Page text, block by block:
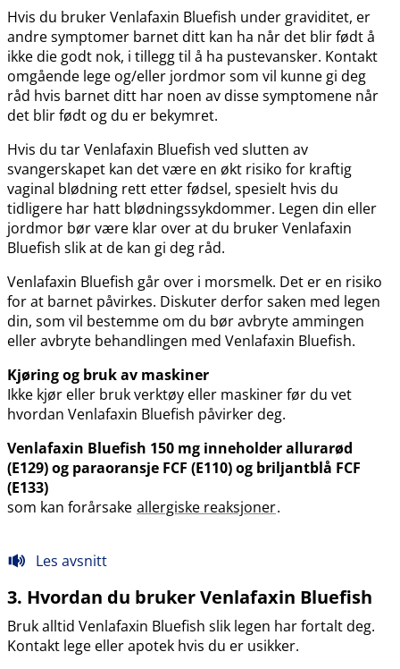
Hvis du bruker Venlafaxin Bluefish under graviditet, er
andre symptomer barnet ditt kan ha når det blir født å
ikke die godt nok, i tillegg til å ha pustevansker. Kontakt
omgående lege og​/​eller jordmor som vil kunne gi deg
råd hvis barnet ditt har noen av disse symptomene når
det blir født og du er bekymret.
Hvis du tar Venlafaxin Bluefish ved slutten av
svangerskapet kan det være en økt risiko for kraftig
vaginal blødning rett etter fødsel, spesielt hvis du
tidligere har hatt blødningssykdommer. Legen din eller
jordmor bør være klar over at du bruker Venlafaxin
Bluefish slik at de kan gi deg råd.
Venlafaxin Bluefish går over i morsmelk. Det er en risiko
for at barnet påvirkes. Diskuter derfor saken med legen
din, som vil bestemme om du bør avbryte ammingen
eller avbryte behandlingen med Venlafaxin Bluefish.
Kjøring og bruk av maskiner
Ikke kjør eller bruk verktøy eller maskiner før du vet
hvordan Venlafaxin Bluefish påvirker deg.
Venlafaxin Bluefish 150 mg inneholder allurarød
(E129) og paraoransje FCF (E110) og briljantblå FCF
(E133)
som kan forårsake allergiske reaksjoner.
Les avsnitt
3. Hvordan du bruker Venlafaxin Bluefish
Bruk alltid Venlafaxin Bluefish slik legen har fortalt deg.
Kontakt lege eller apotek hvis du er usikker.